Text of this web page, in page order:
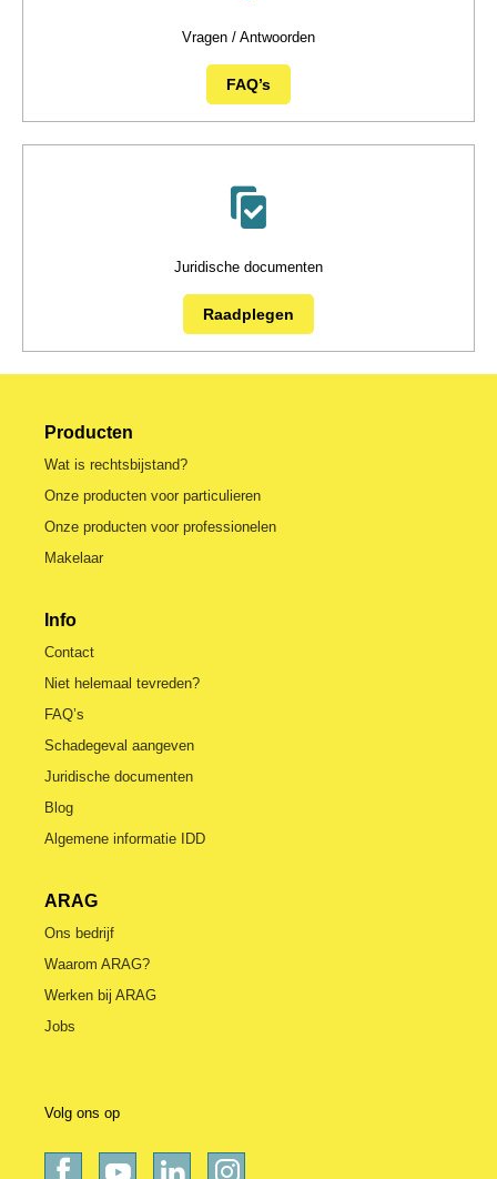
Vragen / Antwoorden
FAQ’s
Juridische documenten
Raadplegen
Producten
Wat is rechtsbijstand?
Onze producten voor particulieren
Onze producten voor professionelen
Makelaar
Info
Contact
Niet helemaal tevreden?
FAQ’s
Schadegeval aangeven
Juridische documenten
Blog
Algemene informatie IDD
ARAG
Ons bedrijf
Waarom ARAG?
Werken bij ARAG
Jobs
Volg ons op